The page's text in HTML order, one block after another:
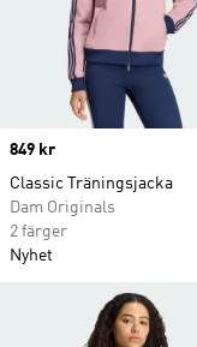
Price
849 kr
Classic Träningsjacka
Dam Originals
2 färger
Nyhet